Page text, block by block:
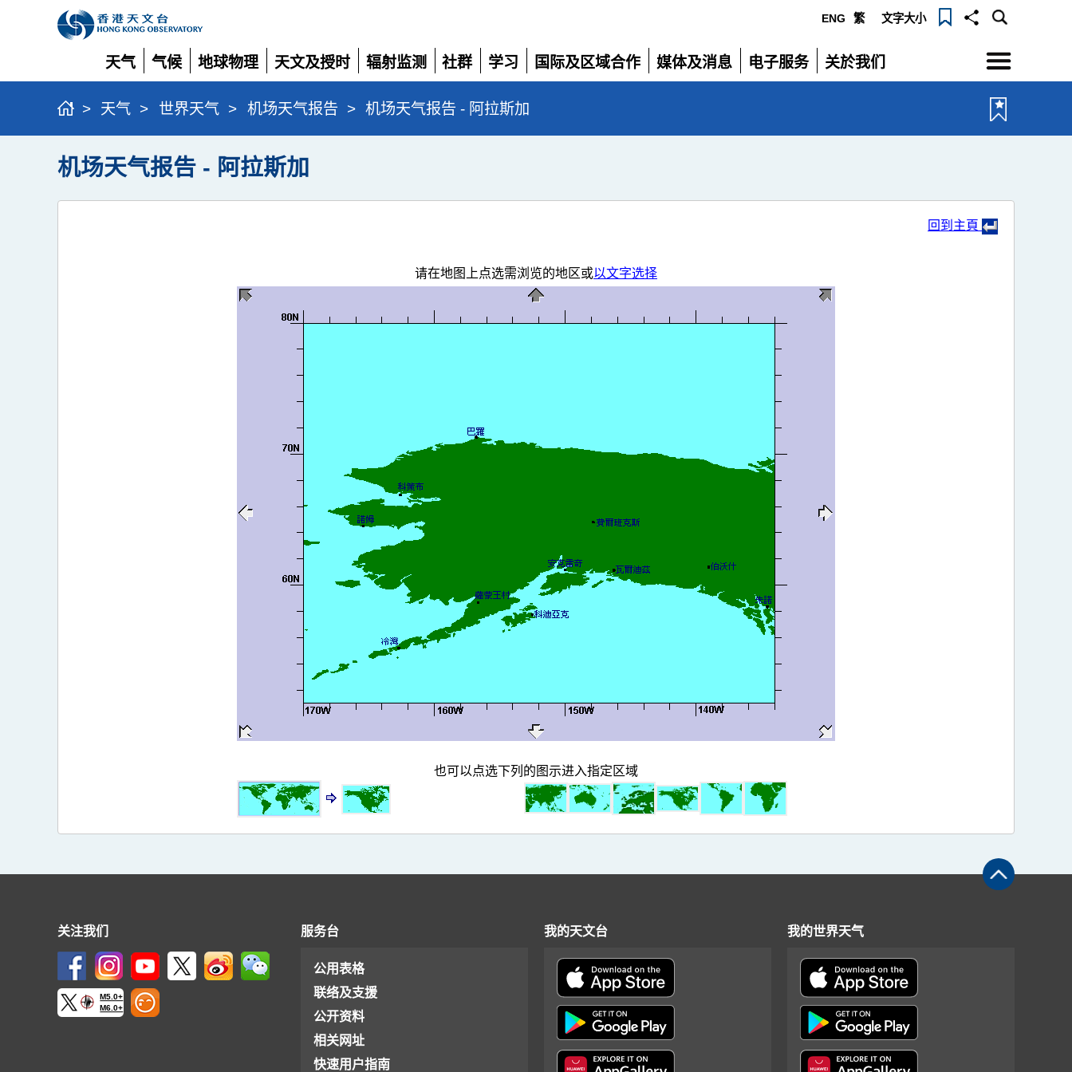
ENG 繁 文字大小
天气
展
开
气候
展
开
地球物理
展
开
天文及授时
展
开
辐射监测
展
开
社群
展
开
学习
展
开
国际及区域合作
展
媒体及消息
展
电子服务
展
关於我们
展
选
单
> 天气 > 世界天气 > 机场天气报告 > 机场天气报告 - 阿拉斯加
机场天气报告 - 阿拉斯加
回到主頁
请在地图上点选需浏览的地区或以文字选择
也可以点选下列的图示进入指定区域
关注我们
M5.0+
M6.0+
服务台
公用表格
联络及支援
公开资料
相关网址
快速用户指南
我的天文台 我的世界天气